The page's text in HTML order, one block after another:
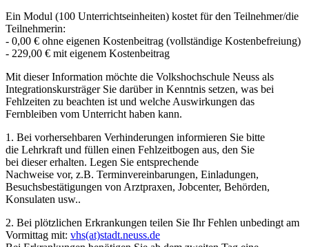
Ein Modul (100 Unterrichtseinheiten) kostet für den Teilnehmer/die
Teilnehmerin:
- 0,00 € ohne eigenen Kostenbeitrag (vollständige Kostenbefreiung)
- 229,00 € mit eigenem Kostenbeitrag
Mit dieser Information möchte die Volkshochschule Neuss als
Integrationskursträger Sie darüber in Kenntnis setzen, was bei
Fehlzeiten zu beachten ist und welche Auswirkungen das
Fernbleiben vom Unterricht haben kann.
1. Bei vorhersehbaren Verhinderungen informieren Sie bitte
die Lehrkraft und füllen einen Fehlzeitbogen aus, den Sie
bei dieser erhalten. Legen Sie entsprechende
Nachweise vor, z.B. Terminvereinbarungen, Einladungen,
Besuchsbestätigungen von Arztpraxen, Jobcenter, Behörden,
Konsulaten usw..
2. Bei plötzlichen Erkrankungen teilen Sie Ihr Fehlen unbedingt am
Vormittag mit: vhs(at)stadt.neuss.de